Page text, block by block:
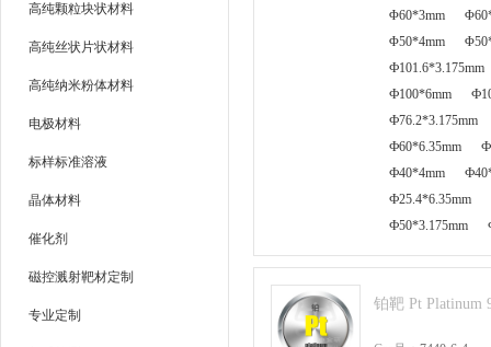
高纯颗粒块状材料
高纯丝状片状材料
高纯纳米粉体材料
电极材料
标样标准溶液
晶体材料
催化剂
磁控溅射靶材定制
专业定制
Φ60*3mm
Φ50*4mm
Ф101.6*3.175mm
Ф100*6mm
Ф76.2*3.175mm
Ф60*6.35mm
Ф40*4mm
Ф25.4*6.35mm
Ф50*3.175mm
铂靶 Pt Platinum